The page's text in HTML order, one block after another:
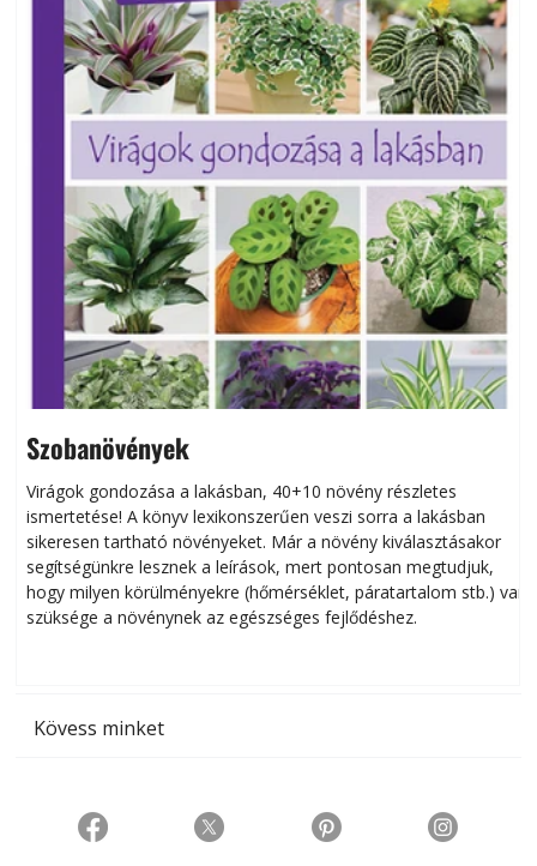
Szobanövények
Virágok gondozása a lakásban, 40+10 növény részletes
ismertetése! A könyv lexikonszerűen veszi sorra a lakásban
sikeresen tart­ha­tó növényeket. Már a növény kiválasztásakor
segítségünkre lesznek a leírások, mert pontosan megtudjuk,
hogy milyen körülményekre (hőmérséklet, páratartalom stb.) van
szüksége a növénynek az egészséges fejlődéshez.
Kövess minket